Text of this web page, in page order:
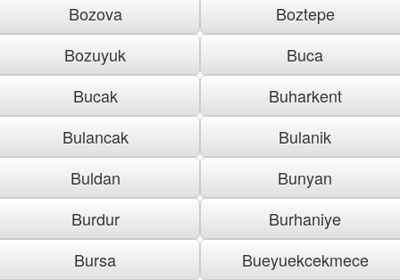
Bozova
Boztepe
Bozuyuk
Buca
Bucak
Buharkent
Bulancak
Bulanik
Buldan
Bunyan
Burdur
Burhaniye
Bursa
Bueyuekcekmece